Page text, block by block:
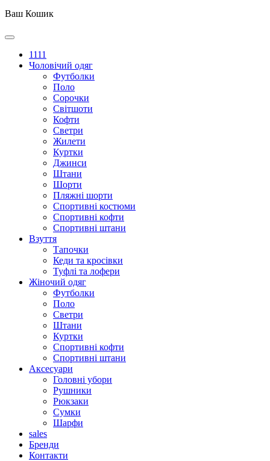
Ваш Кошик
1111
Чоловічий одяг
Футболки
Поло
Сорочки
Світшоти
Кофти
Светри
Жилети
Куртки
Джинси
Штани
Шорти
Пляжні шорти
Спортивні костюми
Спортивні кофти
Спортивні штани
Взуття
Тапочки
Кеди та кросівки
Туфлі та лофери
Жіночий одяг
Футболки
Поло
Светри
Штани
Куртки
Cпортивні кофти
Спортивні штани
Аксесуари
Головні убори
Рушники
Рюкзаки
Сумки
Шарфи
sales
Бренди
Контакти